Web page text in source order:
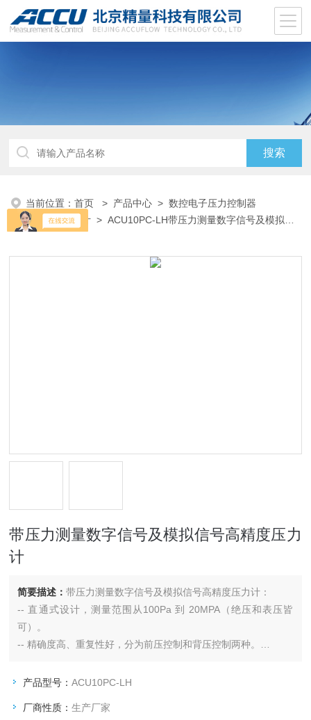
当前位置：首页 > 产品中心 >数控电子压力控制器
EPC
>压力计 > ACU10PC-LH带压力测量数字信号及模拟信
带压力测量数字信号及模拟信号高精度压力
计
简要描述：带压力测量数字信号及模拟信号高精度压力计：
-- 直通式设计，测量范围从100Pa 到 20MPA（绝压和表压皆
可）。
-- 精确度高、重复性好，分为前压控制和背压控制两种。
稳定、可靠的压力测量和控制。
-- 除了配备标准的RS485输出信号，还提供模拟I/O信号。
产品型号：ACU10PC-LH
厂商性质：生产厂家